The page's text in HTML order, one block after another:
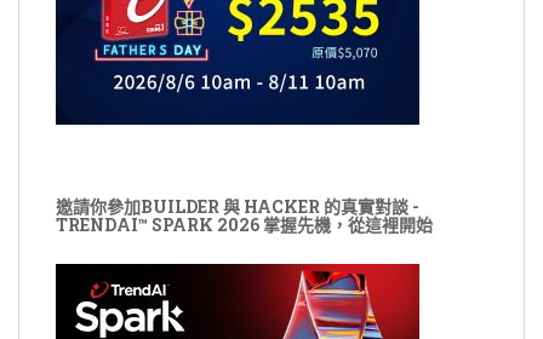
邀請你參加BUILDER 與 HACKER 的真實對談 -
TRENDAI™ SPARK 2026 掌握先機，從這裡開始